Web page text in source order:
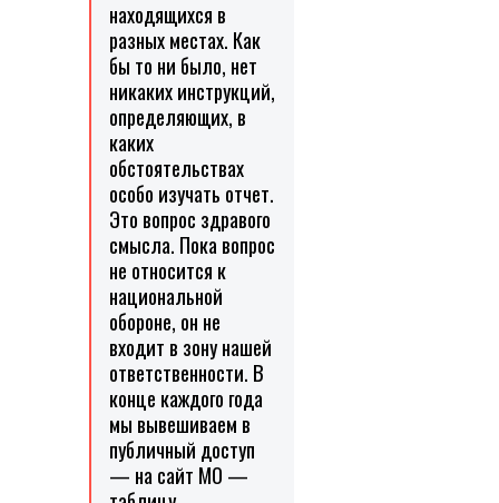
находящихся в
разных местах. Как
бы то ни было, нет
никаких инструкций,
определяющих, в
каких
обстоятельствах
особо изучать отчет.
Это вопрос здравого
смысла. Пока вопрос
не относится к
национальной
обороне, он не
входит в зону нашей
ответственности. В
конце каждого года
мы вывешиваем в
публичный доступ
— на сайт МО —